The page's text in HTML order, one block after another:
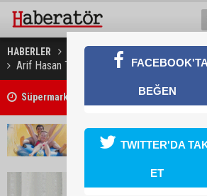
HABERLER GÜNDEM
Arif Hasan Tahsin için anma etkinliği
Süpermarketteki bıçaklı saldırının
7 Ağustos 2026 Döviz Kurları
FACEBOOK'TA
BEĞEN
TWITTER'DA
ET